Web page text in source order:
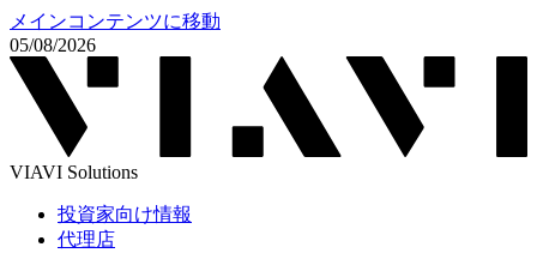
メインコンテンツに移動
05/08/2026
VIAVI Solutions
投資家向け情報
代理店